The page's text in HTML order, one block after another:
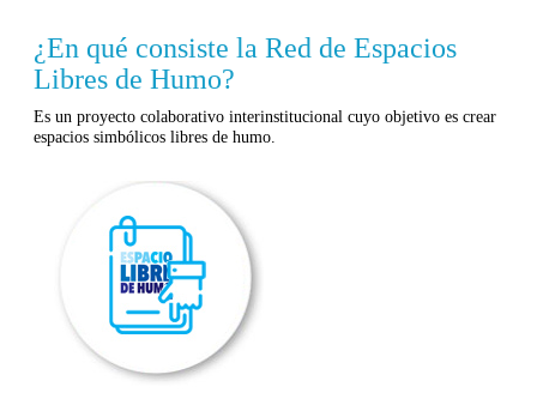
¿En qué consiste la Red de Espacios
Libres de Humo?
Es un proyecto colaborativo interinstitucional cuyo objetivo es crear
espacios simbólicos libres de humo.